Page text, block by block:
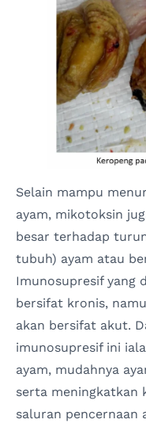
Selain mampu
ayam, mikotoksin
besar terhadap
tubuh) ayam atau
Imunosupresif yang
bersifat kronis,
akan bersifat akut.
imunosupresif ini
ayam, mudahnya
serta meningkatkan
saluran pencernaan